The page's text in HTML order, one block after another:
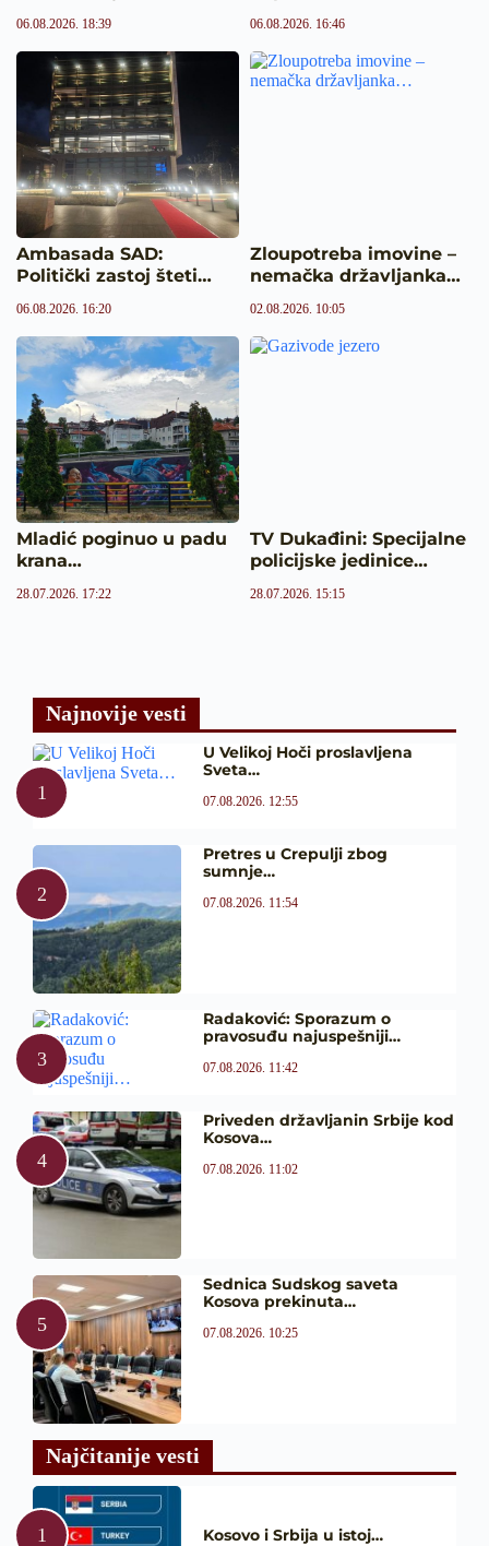
06.08.2026. 18:39 06.08.2026. 16:46
Ambasada SAD:
Politički zastoj šteti…
06.08.2026. 16:20
Zloupotreba imovine –
nemačka državljanka…
02.08.2026. 10:05
Mladić poginuo u padu
krana…
28.07.2026. 17:22
TV Dukađini: Specijalne
policijske jedinice…
28.07.2026. 15:15
Najnovije vesti
U Velikoj Hoči proslavljena
Sveta…
07.08.2026. 12:55
Pretres u Crepulji zbog
sumnje…
07.08.2026. 11:54
Radaković: Sporazum o
pravosuđu najuspešniji…
07.08.2026. 11:42
Priveden državljanin Srbije kod
Kosova…
07.08.2026. 11:02
Sednica Sudskog saveta
Kosova prekinuta…
07.08.2026. 10:25
Najčitanije vesti
Kosovo i Srbija u istoj…